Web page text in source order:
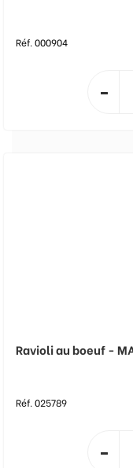
Réf. 000904
Ravioli au boeuf -
Réf. 025789